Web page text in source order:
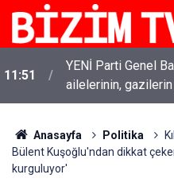
11:51
YENİ Parti Genel
ailelerinin, gazilerin
gözüne
Anasayfa Politika
Bülent Kuşoğlu'ndan dikkat
kurguluyor'